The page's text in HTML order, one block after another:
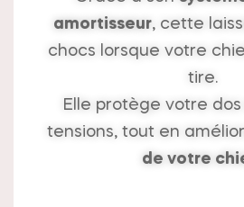
amortisseur, cette
chocs lorsque votre
tire.
Elle protège votre
tensions, tout en
de votre